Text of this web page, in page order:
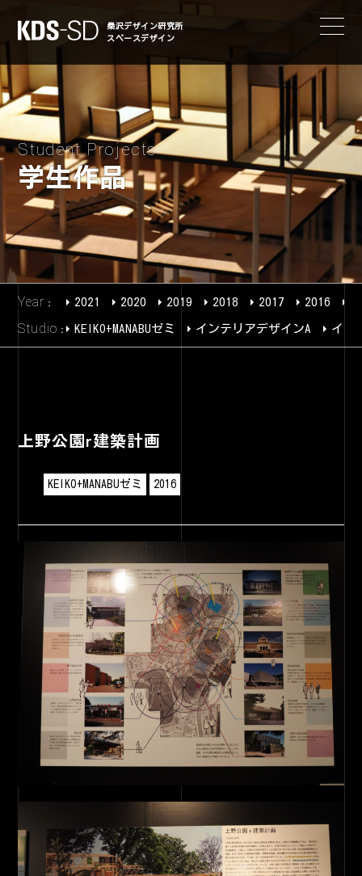
KDS-SD
桑沢デザイン研究所
スペースデザイン
Student Projects
学生作品
Year 2021 2020 2019 2018 2017 2016
Studio KEIKO+MANABUゼミ インテリアデザインA イン
上野公園r建築計画
KEIKO+MANABUゼミ 2016